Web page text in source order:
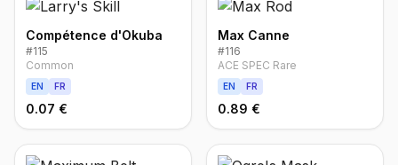
Compétence d'Okuba
#115
Common
EN FR
0.07 €
Max Canne
#116
ACE SPEC Rare
EN FR
0.89 €